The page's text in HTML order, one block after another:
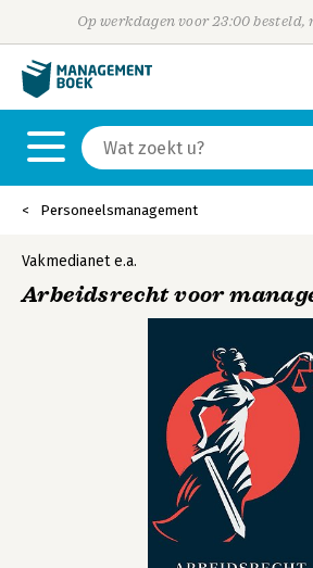
Op werkdagen voor 23:00 besteld,
Personeelsmanagement
Vakmedianet e.a.
Arbeidsrecht voor